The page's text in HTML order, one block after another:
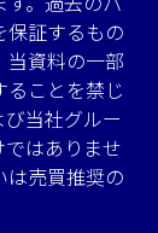
保証するもの
当資料の一部
ることを禁じ
当社グルー
はありませ
は売買推奨の